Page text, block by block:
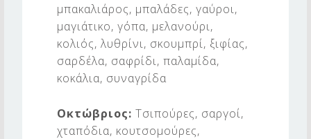
μπακαλιάρος, μπαλάδες, γαύροι,
μαγιάτικο, γόπα, μελανούρι,
κολιός, λυθρίνι, σκουμπρί, ξιφίας,
σαρδέλα, σαφρίδι, παλαμίδα,
κοκάλια, συναγρίδα
Οκτώβριος:Τσιπούρες, σαργοί,
χταπόδια, κουτσομούρες,